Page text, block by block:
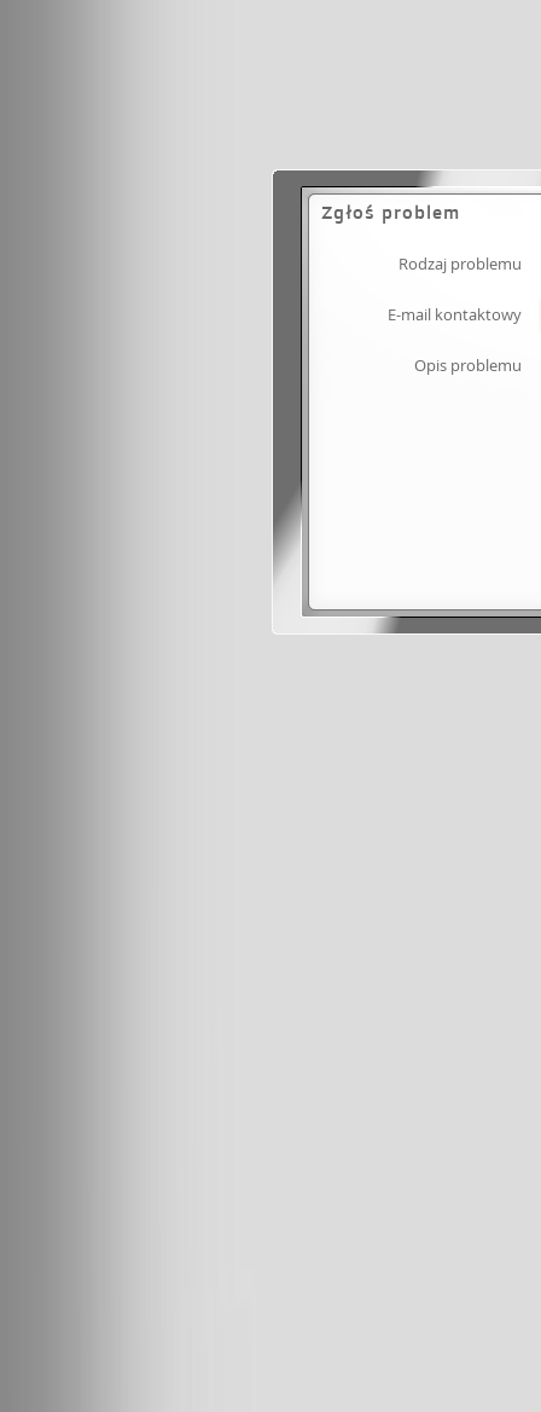
Zgłoś problem
Rodzaj problemu
E-mail kontaktowy
Opis problemu